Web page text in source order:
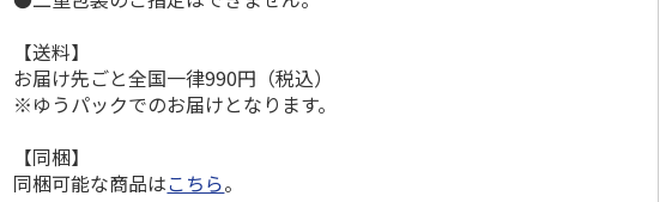
【送料】
お届け先ごと全国一律990円（税込）
※ゆうパックでのお届けとなります。
【同梱】
同梱可能な商品はこちら。